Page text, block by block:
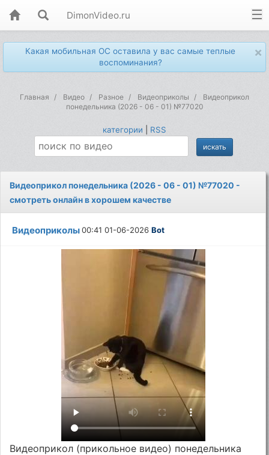
DimonVideo.ru
×
Какая мобильная ОС оставила у вас самые теплые
воспоминания?
Главная Видео Разное Видеоприколы
Видеоприкол
понедельника (2026 - 06 - 01) №77020
категории RSS
Видеоприкол понедельника (2026 - 06 - 01) №77020 -
смотреть онлайн в хорошем качестве
Видеоприколы00:41 01-06-2026Bot
Видеоприкол (прикольное видео) понедельника